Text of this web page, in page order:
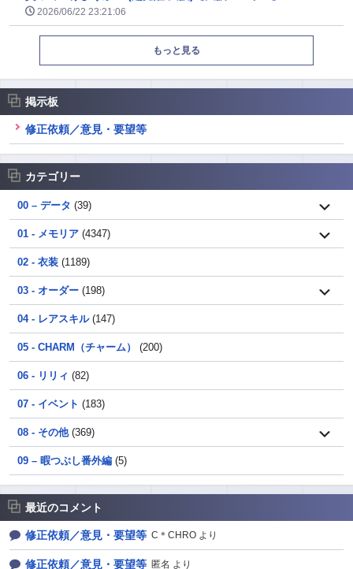
2026/06/22 23:21:06
もっと見る
掲示板
修正依頼／意見・要望等
カテゴリー
00 – データ (39)
01 - メモリア (4347)
02 - 衣装 (1189)
03 - オーダー (198)
04 - レアスキル(147)
05 - CHARM（チャーム） (200)
06 - リリィ (82)
07 - イベント (183)
08 - その他(369)
09 – 暇つぶし番外編 (5)
最近のコメント
修正依頼／意見・要望等 C＊CHRO より
修正依頼／意見・要望等 匿名 より